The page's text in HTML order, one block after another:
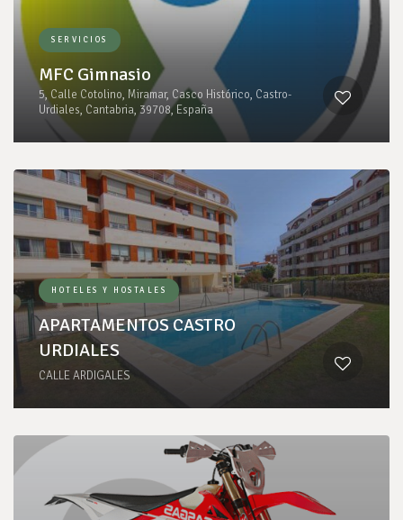
SERVICIOS
MFC Gimnasio
5, Calle Cotolino, Miramar, Casco Histórico, Castro-
Urdiales, Cantabria, 39708, España
HOTELES Y HOSTALES
APARTAMENTOS CASTRO
URDIALES
CALLE ARDIGALES